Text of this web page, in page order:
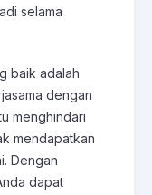
selama
baik adalah
dengan
menghindari
mendapatkan
Dengan
dapat